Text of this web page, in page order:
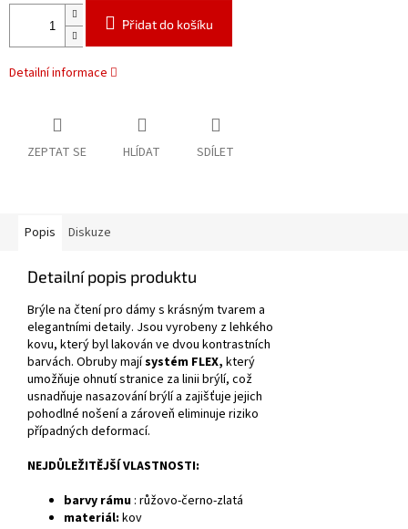
Přidat do košíku
Detailní informace
ZEPTAT SE HLÍDAT SDÍLET
Popis Diskuze
Detailní popis produktu
Brýle na čtení pro dámy s krásným tvarem a
elegantními detaily. Jsou vyrobeny z lehkého
kovu, který byl lakován ve dvou kontrastních
barvách. Obruby majísystém FLEX, který
umožňuje ohnutí stranice za linii brýlí, což
usnadňuje nasazování brýlí a zajišťuje jejich
pohodlné nošení a zároveň eliminuje riziko
případných deformací.
NEJDŮLEŽITĚJŠÍ VLASTNOSTI:
barvy rámu : růžovo-černo-zlatá
materiál: kov